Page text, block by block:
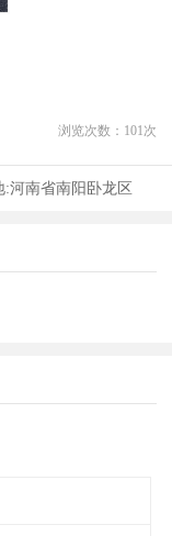
浏览次数： 101次
:河南省南阳卧龙区